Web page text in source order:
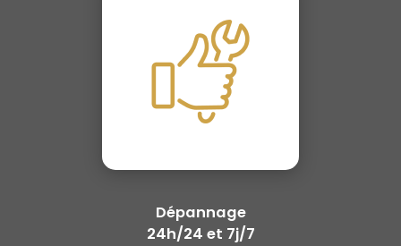
Dépannage
24h/24 et 7j/7